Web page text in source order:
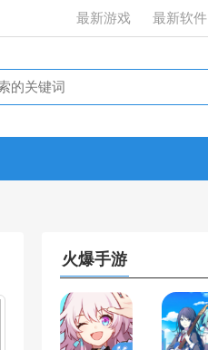
最新游戏 最新软件
火爆手游